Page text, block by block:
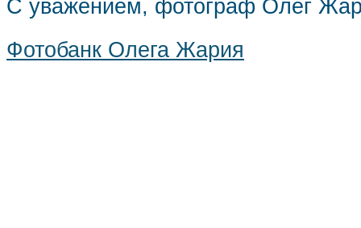
С уважением, фотограф Олег
Фотобанк Олега Жария